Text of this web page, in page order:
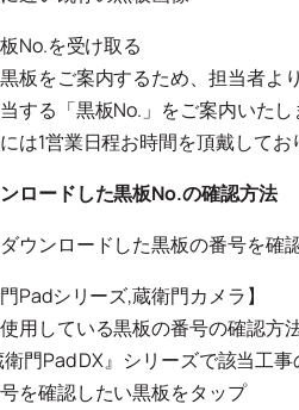
No.を受け取る
板をご案内するため、担当者よ
する「黒板No.」をご案内いたし
は1営業日程お時間を頂戴してお
ロードした黒板No.の確認方法
ウンロードした黒板の番号を確
門Padシリーズ,蔵衛門カメラ】
用している黒板の番号の確認方
衛門Pad DX』シリーズで該当工
を確認したい黒板をタップ